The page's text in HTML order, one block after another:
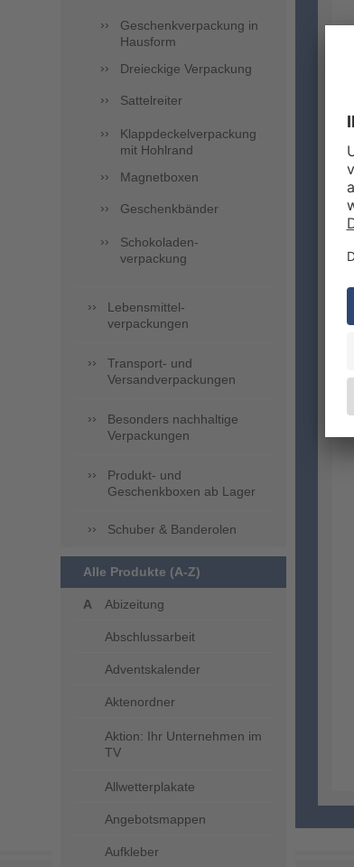
Geschenkverpackung in
Hausform
Dreieckige Verpackung
Sattelreiter
Klappdeckelverpackung
mit Hohlrand
Magnetboxen
Geschenkbänder
Schokoladen-
verpackung
Lebensmittel-
verpackungen
Transport- und
Versandverpackungen
Besonders nachhaltige
Verpackungen
Produkt- und
Geschenkboxen ab Lager
Schuber & Banderolen
Alle Produkte (A-Z)
Abizeitung
Abschlussarbeit
Adventskalender
Aktenordner
Aktion: Ihr Unternehmen im
TV
Allwetterplakate
Angebotsmappen
Aufkleber